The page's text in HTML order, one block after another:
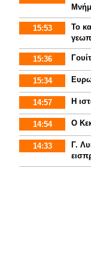
15:53
Το
15:36
15:34
14:57 Η
14:54 Ο
14:33
Γ.